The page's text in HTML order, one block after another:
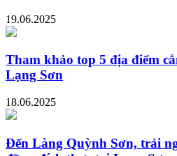
19.06.2025
Tham khảo top 5 địa điểm
Lạng Sơn
18.06.2025
Đến Làng Quỳnh Sơn, trải